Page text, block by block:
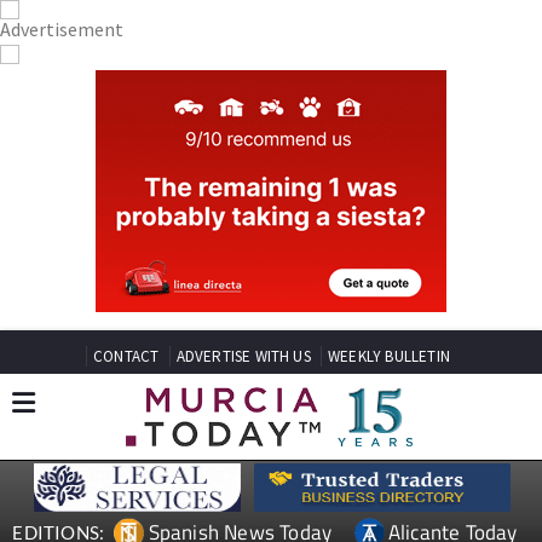
CONTACT ADVERTISE WITH US WEEKLY BULLETIN
EDITIONS: Spanish News Today Alicante Today